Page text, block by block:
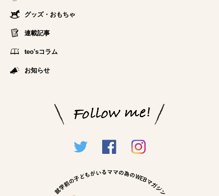
グッズ・おもちゃ
連載記事
teo'sコラム
お知らせ